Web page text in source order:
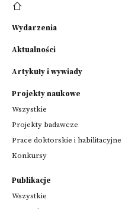
Wydarzenia
Aktualności
Artykuły i wywiady
Projekty naukowe
Wszystkie
Projekty badawcze
Prace doktorskie i habilitacyjne
Konkursy
Publikacje
Wszystkie